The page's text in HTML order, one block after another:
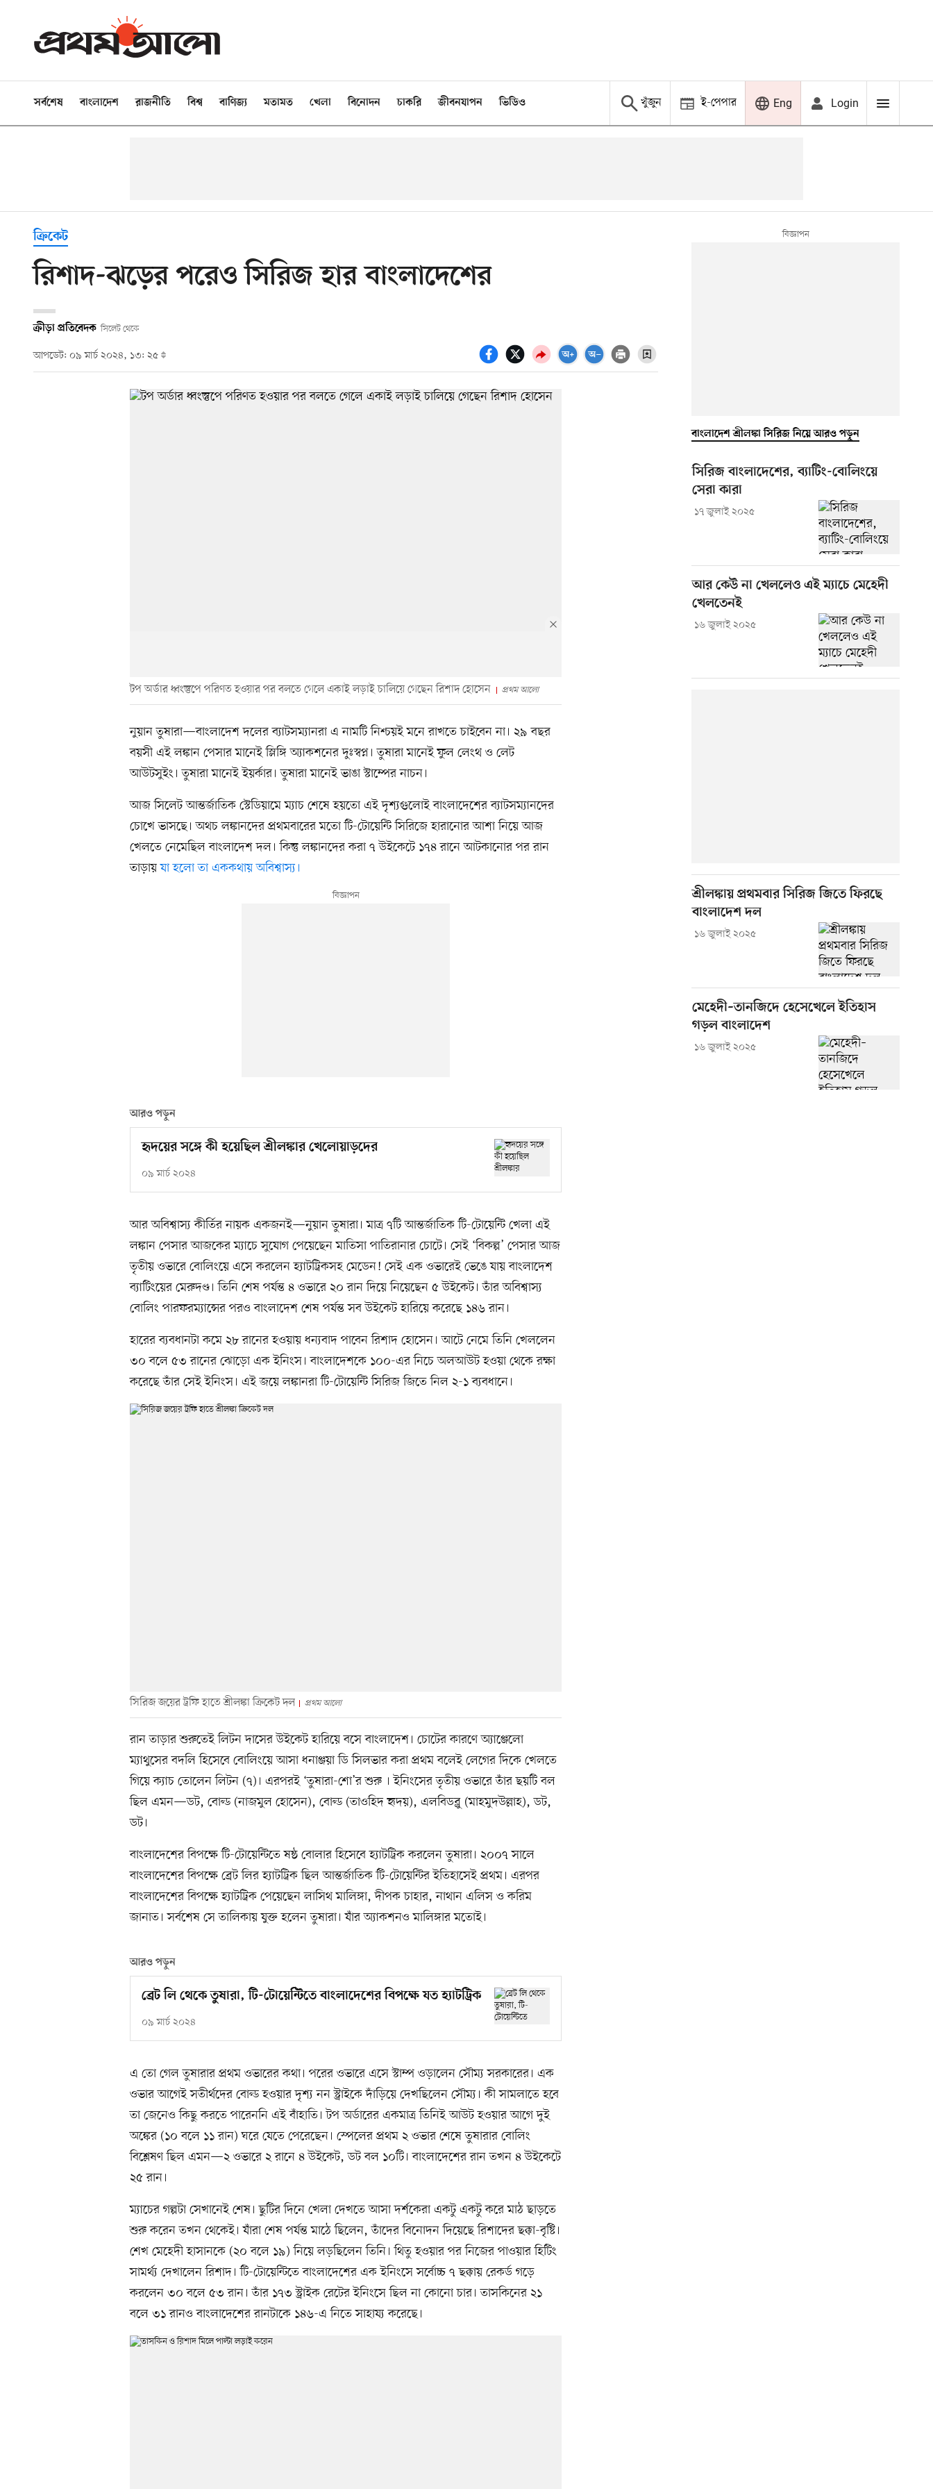
সর্বশেষ বাংলাদেশ রাজনীতি বিশ্ব বাণিজ্য মতামত খেলা বিনোদন চাকরি জীবনযাপন ভিডিও খুঁজুন ই-পেপার Eng Login
ক্রিকেট
রিশাদ-ঝড়ের পরেও সিরিজ হার বাংলাদেশের
ক্রীড়া প্রতিবেদক সিলেট থেকে
আপডেট: ০৯ মার্চ ২০২৪, ১৩: ২৫
টপ অর্ডার ধ্বংস্তুপে পরিণত হওয়ার পর বলতে গেলে একাই লড়াই চালিয়ে গেছেন রিশাদ হোসেন প্রথম আলো
নুয়ান তুষারা—বাংলাদেশ দলের ব্যাটসম্যানরা এ নামটি নিশ্চয়ই মনে রাখতে চাইবেন না। ২৯ বছর
বয়সী এই লঙ্কান পেসার মানেই স্লিঙ্গি অ্যাকশনের দুঃস্বপ্ন। তুষারা মানেই ফুল লেংথ ও লেট
আউটসুইং। তুষারা মানেই ইয়র্কার। তুষারা মানেই ভাঙা স্টাম্পের নাচন।
আজ সিলেট আন্তর্জাতিক স্টেডিয়ামে ম্যাচ শেষে হয়তো এই দৃশ্যগুলোই বাংলাদেশের ব্যাটসম্যানদের
চোখে ভাসছে। অথচ লঙ্কানদের প্রথমবারের মতো টি-টোয়েন্টি সিরিজে হারানোর আশা নিয়ে আজ
খেলতে নেমেছিল বাংলাদেশ দল। কিন্তু লঙ্কানদের করা ৭ উইকেটে ১৭৪ রানে আটকানোর পর রান
তাড়ায়যা হলো তা এককথায় অবিশ্বাস্য।
আরও পড়ুন
হৃদয়ের সঙ্গে কী হয়েছিল শ্রীলঙ্কার খেলোয়াড়দের
০৯ মার্চ ২০২৪
আর অবিশ্বাস্য কীর্তির নায়ক একজনই—নুয়ান তুষারা। মাত্র ৭টি আন্তর্জাতিক টি-টোয়েন্টি খেলা এই
লঙ্কান পেসার আজকের ম্যাচে সুযোগ পেয়েছেন মাতিসা পাতিরানার চোটে। সেই ‘বিকল্প’ পেসার আজ
তৃতীয় ওভারে বোলিংয়ে এসে করলেন হ্যাটট্রিকসহ মেডেন! সেই এক ওভারেই ভেঙে যায় বাংলাদেশ
ব্যাটিংয়ের মেরুদণ্ড। তিনি শেষ পর্যন্ত ৪ ওভারে ২০ রান দিয়ে নিয়েছেন ৫ উইকেট। তাঁর অবিশ্বাস্য
বোলিং পারফরম্যান্সের পরও বাংলাদেশ শেষ পর্যন্ত সব উইকেট হারিয়ে করেছে ১৪৬ রান।
হারের ব্যবধানটা কমে ২৮ রানের হওয়ায় ধন্যবাদ পাবেন রিশাদ হোসেন। আটে নেমে তিনি খেললেন
৩০ বলে ৫৩ রানের ঝোড়ো এক ইনিংস। বাংলাদেশকে ১০০-এর নিচে অলআউট হওয়া থেকে রক্ষা
করেছে তাঁর সেই ইনিংস। এই জয়ে লঙ্কানরা টি-টোয়েন্টি সিরিজ জিতে নিল ২-১ ব্যবধানে।
সিরিজ জয়ের ট্রফি হাতে শ্রীলঙ্কা ক্রিকেট দল প্রথম আলো
রান তাড়ার শুরুতেই লিটন দাসের উইকেট হারিয়ে বসে বাংলাদেশ। চোটের কারণে অ্যাঞ্জেলো
ম্যাথুসের বদলি হিসেবে বোলিংয়ে আসা ধনাঞ্জয়া ডি সিলভার করা প্রথম বলেই লেগের দিকে খেলতে
গিয়ে ক্যাচ তোলেন লিটন (৭)। এরপরই ‘তুষারা-শো’র শুরু । ইনিংসের তৃতীয় ওভারে তাঁর ছয়টি বল
ছিল এমন—ডট, বোল্ড (নাজমুল হোসেন), বোল্ড (তাওহিদ হৃদয়), এলবিডব্লু (মাহমুদউল্লাহ), ডট,
ডট।
বাংলাদেশের বিপক্ষে টি-টোয়েন্টিতে ষষ্ঠ বোলার হিসেবে হ্যাটট্রিক করলেন তুষারা। ২০০৭ সালে
বাংলাদেশের বিপক্ষে ব্রেট লির হ্যাটট্রিক ছিল আন্তর্জাতিক টি-টোয়েন্টির ইতিহাসেই প্রথম। এরপর
বাংলাদেশের বিপক্ষে হ্যাটট্রিক পেয়েছেন লাসিথ মালিঙ্গা, দীপক চাহার, নাথান এলিস ও করিম
জানাত। সর্বশেষ সে তালিকায় যুক্ত হলেন তুষারা। যাঁর অ্যাকশনও মালিঙ্গার মতোই।
আরও পড়ুন
ব্রেট লি থেকে তুষারা, টি-টোয়েন্টিতে বাংলাদেশের বিপক্ষে যত হ্যাটট্রিক
০৯ মার্চ ২০২৪
এ তো গেল তুষারার প্রথম ওভারের কথা। পরের ওভারে এসে স্টাম্প ওড়ালেন সৌম্য সরকারের। এক
ওভার আগেই সতীর্থদের বোল্ড হওয়ার দৃশ্য নন স্ট্রাইকে দাঁড়িয়ে দেখছিলেন সৌম্য। কী সামলাতে হবে
তা জেনেও কিছু করতে পারেননি এই বাঁহাতি। টপ অর্ডারের একমাত্র তিনিই আউট হওয়ার আগে দুই
অঙ্কের (১০ বলে ১১ রান) ঘরে যেতে পেরেছেন। স্পেলের প্রথম ২ ওভার শেষে তুষারার বোলিং
বিশ্লেষণ ছিল এমন—২ ওভারে ২ রানে ৪ উইকেট, ডট বল ১০টি। বাংলাদেশের রান তখন ৪ উইকেটে
২৫ রান।
ম্যাচের গল্পটা সেখানেই শেষ। ছুটির দিনে খেলা দেখতে আসা দর্শকেরা একটু একটু করে মাঠ ছাড়তে
শুরু করেন তখন থেকেই। যাঁরা শেষ পর্যন্ত মাঠে ছিলেন, তাঁদের বিনোদন দিয়েছে রিশাদের ছক্কা-বৃষ্টি।
শেখ মেহেদী হাসানকে (২০ বলে ১৯) নিয়ে লড়ছিলেন তিনি। থিতু হওয়ার পর নিজের পাওয়ার হিটিং
সামর্থ্য দেখালেন রিশাদ। টি-টোয়েন্টিতে বাংলাদেশের এক ইনিংসে সর্বোচ্চ ৭ ছক্কায় রেকর্ড গড়ে
করলেন ৩০ বলে ৫৩ রান। তাঁর ১৭৩ স্ট্রাইক রেটের ইনিংসে ছিল না কোনো চার। তাসকিনের ২১
বলে ৩১ রানও বাংলাদেশের রানটাকে ১৪৬-এ নিতে সাহায্য করেছে।
বাংলাদেশ শ্রীলঙ্কা সিরিজ নিয়ে আরও পড়ুন
সিরিজ বাংলাদেশের, ব্যাটিং-বোলিংয়ে
সেরা কারা
১৭ জুলাই ২০২৫
আর কেউ না খেললেও এই ম্যাচে মেহেদী
খেলতেনই
১৬ জুলাই ২০২৫
শ্রীলঙ্কায় প্রথমবার সিরিজ জিতে ফিরছে
বাংলাদেশ দল
১৬ জুলাই ২০২৫
মেহেদী–তানজিদে হেসেখেলে ইতিহাস
গড়ল বাংলাদেশ
১৬ জুলাই ২০২৫